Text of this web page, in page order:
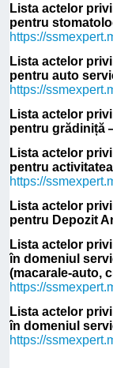
Lista actelor
pentru
https://
Lista actelor
pentru auto
https://
Lista actelor
pentru grădiniță
Lista actelor
pentru
https://
Lista actelor
pentru Depozit
Lista actelor
în domeniul
(macarale-auto,
https://
Lista actelor
în domeniul
https://